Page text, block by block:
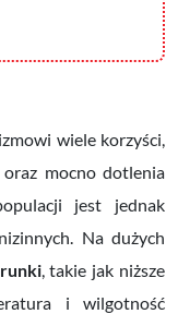
wiele korzyści,
mocno dotlenia
jest jednak
Na dużych
, takie jak niższe
i wilgotność